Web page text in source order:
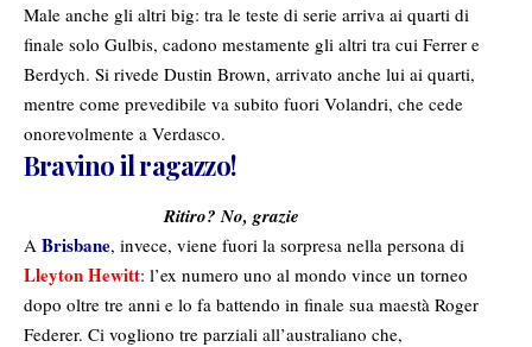
Male anche gli altri big: tra le teste di serie arriva ai quarti di
finale solo Gulbis, cadono mestamente gli altri tra cui Ferrer e
Berdych. Si rivede Dustin Brown, arrivato anche lui ai quarti,
mentre come prevedibile va subito fuori Volandri, che cede
onorevolmente a Verdasco.
Bravino il ragazzo!
Ritiro? No, grazie
A Brisbane, invece, viene fuori la sorpresa nella persona di
Lleyton Hewitt: l’ex numero uno al mondo vince un torneo
dopo oltre tre anni e lo fa battendo in finale sua maestà Roger
Federer. Ci vogliono tre parziali all’australiano che,